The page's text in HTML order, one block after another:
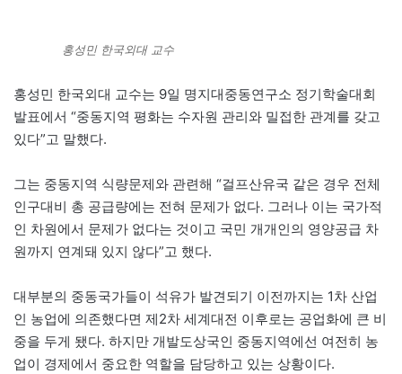
홍성민 한국외대 교수
홍성민 한국외대 교수는 9일 명지대중동연구소 정기학술대회
발표에서 “중동지역 평화는 수자원 관리와 밀접한 관계를 갖고
있다”고 말했다.
그는 중동지역 식량문제와 관련해 “걸프산유국 같은 경우 전체
인구대비 총 공급량에는 전혀 문제가 없다. 그러나 이는 국가적
인 차원에서 문제가 없다는 것이고 국민 개개인의 영양공급 차
원까지 연계돼 있지 않다”고 했다.
대부분의 중동국가들이 석유가 발견되기 이전까지는 1차 산업
인 농업에 의존했다면 제2차 세계대전 이후로는 공업화에 큰 비
중을 두게 됐다. 하지만 개발도상국인 중동지역에선 여전히 농
업이 경제에서 중요한 역할을 담당하고 있는 상황이다.